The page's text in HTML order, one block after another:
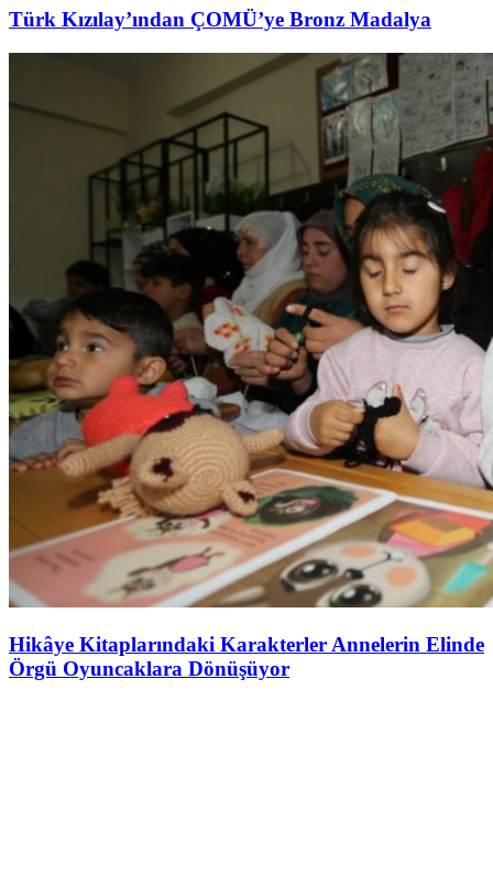
Türk Kızılay’ından ÇOMÜ’ye Bronz Madalya
Hikâye Kitaplarındaki Karakterler Annelerin Elinde
Örgü Oyuncaklara Dönüşüyor